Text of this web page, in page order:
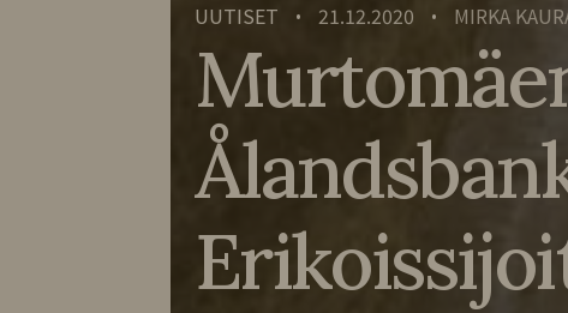
UUTISET • 21.12.2020 • MIRKA